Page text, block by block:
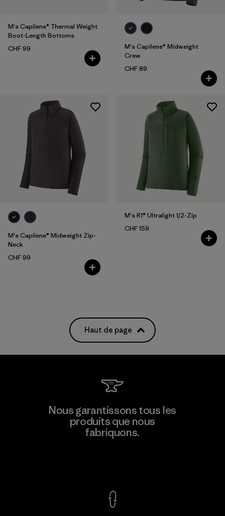
M's Capilene® Thermal Weight
Boot-Length Bottoms
CHF 99
M's Capilene® Midweight
Crew
CHF 89
M's Capilene® Midweight Zip-
Neck
CHF 99
M's R1® Ultralight 1/2-Zip
CHF 159
Haut de page
Nous garantissons tous les
produits que nous
fabriquons.